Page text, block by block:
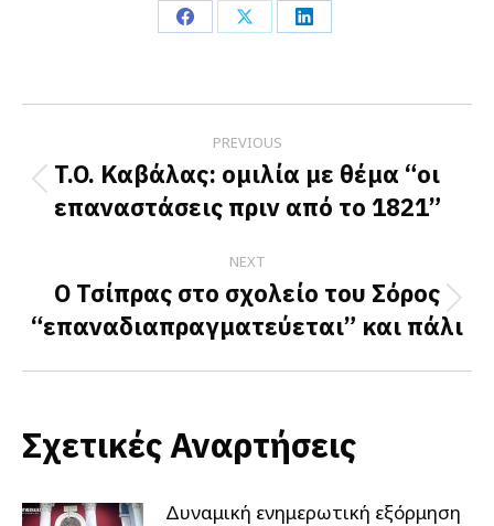
Share
Facebook
Share
X
Share
LinkedIn
navigation
PREVIOUS
Previous
post:
T.O. Καβάλας: ομιλία με θέμα “οι
επαναστάσεις πριν από το 1821”
NEXT
Next
post:
Ο Τσίπρας στο σχολείο του Σόρος
“επαναδιαπραγματεύεται” και πάλι
Σχετικές Αναρτήσεις
Δυναμική ενημερωτική εξόρμηση